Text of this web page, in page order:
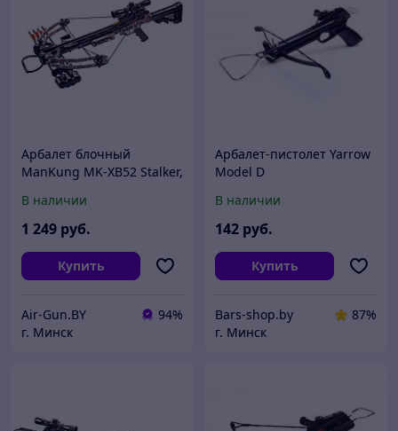
Арбалет блочный
ManKung MK-XB52 Stalker,
В наличии
1 249 руб.
Купить
Air-Gun.BY
94%
г. Минск
Арбалет-пистолет Yarrow
Model D
В наличии
142 руб.
Купить
Bars-shop.by
87%
г. Минск